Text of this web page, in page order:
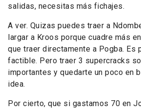
salidas, necesitas más fichajes.
A ver. Quizas puedes traer a
largar a Kroos porque cuadre más
que traer directamente a Pogba. Es
factible. Pero traer 3 supercracks
importantes y quedarte un poco en
idea.
Por cierto, que si gastamos 70 en